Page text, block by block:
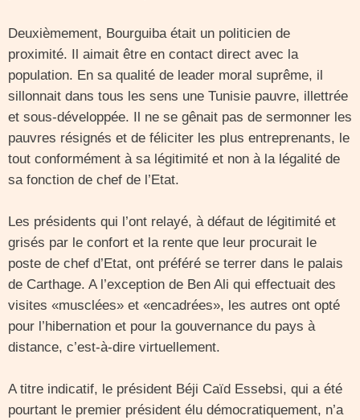
Deuxièmement, Bourguiba était un politicien de
proximité. Il aimait être en contact direct avec la
population. En sa qualité de leader moral suprême, il
sillonnait dans tous les sens une Tunisie pauvre, illettrée
et sous-développée. Il ne se gênait pas de sermonner les
pauvres résignés et de féliciter les plus entreprenants, le
tout conformément à sa légitimité et non à la légalité de
sa fonction de chef de l’Etat.
Les présidents qui l’ont relayé, à défaut de légitimité et
grisés par le confort et la rente que leur procurait le
poste de chef d’Etat, ont préféré se terrer dans le palais
de Carthage. A l’exception de Ben Ali qui effectuait des
visites «musclées» et «encadrées», les autres ont opté
pour l’hibernation et pour la gouvernance du pays à
distance, c’est-à-dire virtuellement.
A titre indicatif, le président Béji Caïd Essebsi, qui a été
pourtant le premier président élu démocratiquement, n’a